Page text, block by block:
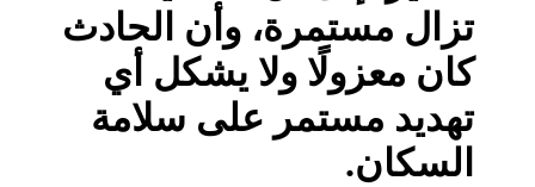
تزال مستمرة، وأن الحادث
كان معزولًا ولا يشكل أي
تهديد مستمر على سلامة
السكان.